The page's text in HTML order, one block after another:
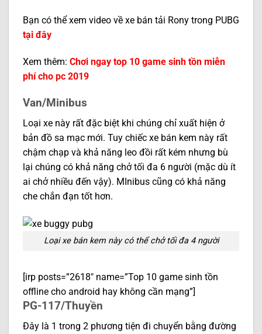
Bạn có thể xem video về xe bán tải Rony trong PUBG
tại đây
Xem thêm: Chơi ngay top 10 game sinh tồn miễn
phí cho pc 2019
Van/Minibus
Loại xe này rất đặc biệt khi chúng chỉ xuất hiện ở
bản đồ sa mạc mới. Tuy chiếc xe bán kem này rất
chậm chạp và khả năng leo đồi rất kém nhưng bù
lại chúng có khả năng chở tối đa 6 người (mặc dù ít
ai chở nhiều đến vậy). MInibus cũng có khả năng
che chắn đạn tốt hơn.
Loại xe bán kem này có thể chở tối đa 4 người
[irp posts=”2618″ name=”Top 10 game sinh tồn
offline cho android hay không cần mạng”]
PG-117/Thuyền
Đây là 1 trong 2 phương tiện đi chuyển bằng đường